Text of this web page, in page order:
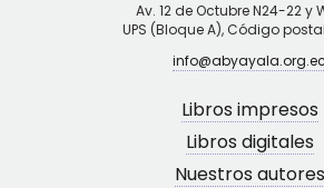
Av. 12 de Octubre N24-22 y
UPS (Bloque A), Código
info@abyayala.org.ec
Libros impresos
Libros digitales
Nuestros autores